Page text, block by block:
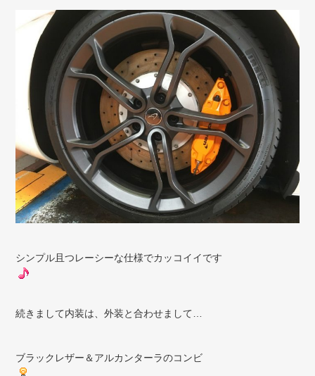
シンプル且つレーシーな仕様でカッコイイです
続きまして内装は、外装と合わせまして…
ブラックレザー＆アルカンターラのコンビ